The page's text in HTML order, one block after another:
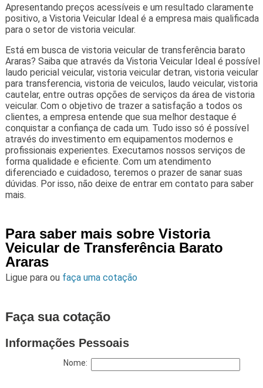
Apresentando preços acessíveis e um resultado claramente
positivo, a Vistoria Veicular Ideal é a empresa mais qualificada
para o setor de vistoria veicular.
Está em busca de vistoria veicular de transferência barato
Araras? Saiba que através da Vistoria Veicular Ideal é possível
laudo pericial veicular, vistoria veicular detran, vistoria veicular
para transferencia, vistoria de veiculos, laudo veicular, vistoria
cautelar, entre outras opções de serviços da área de vistoria
veicular. Com o objetivo de trazer a satisfação a todos os
clientes, a empresa entende que sua melhor destaque é
conquistar a confiança de cada um. Tudo isso só é possível
através do investimento em equipamentos modernos e
profissionais experientes. Executamos nossos serviços de
forma qualidade e eficiente. Com um atendimento
diferenciado e cuidadoso, teremos o prazer de sanar suas
dúvidas. Por isso, não deixe de entrar em contato para saber
mais.
Para saber mais sobre Vistoria
Veicular de Transferência Barato
Araras
Ligue para ou faça uma cotação
Faça sua cotação
Informações Pessoais
Nome: